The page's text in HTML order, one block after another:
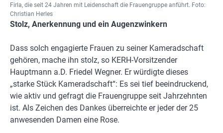
Firla, die seit 24 Jahren mit Leidenschaft die Frauengruppe anführt. Foto:
Christian Herles
Stolz, Anerkennung und ein Augenzwinkern
Dass solch engagierte Frauen zu seiner Kameradschaft
gehören, mache ihn stolz, so KERH-Vorsitzender
Hauptmann a.D. Friedel Wegner. Er würdigte dieses
„starke Stück Kameradschaft“: Es sei tief beeindruckend,
wie aktiv und gefragt die Frauengruppe seit Jahrzehnten
ist. Als Zeichen des Dankes überreichte er jeder der 25
anwesenden Damen eine Rose.